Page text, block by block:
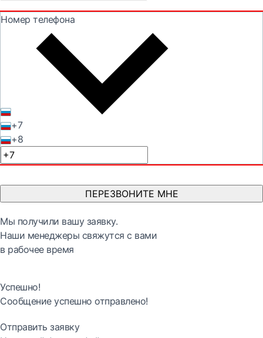
Номер телефона
+7
+8
ПЕРЕЗВОНИТЕ МНЕ
Мы получили вашу заявку.
Наши менеджеры свяжутся с вами
в рабочее время
Успешно!
Сообщение успешно отправлено!
Отправить заявку